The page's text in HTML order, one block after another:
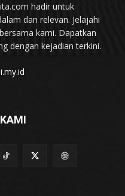
hadir untuk
dan relevan. Jelajahi
kami. Dapatkan
dengan kejadian terkini.